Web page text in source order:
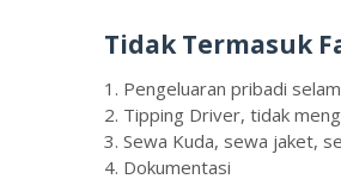
Tidak Termasuk
1. Pengeluaran pribadi
2. Tipping Driver, tidak
3. Sewa Kuda, sewa jaket,
4. Dokumentasi